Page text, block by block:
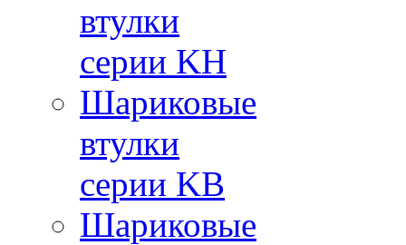
втулки
серии KH
Шариковые
втулки
серии KB
Шариковые